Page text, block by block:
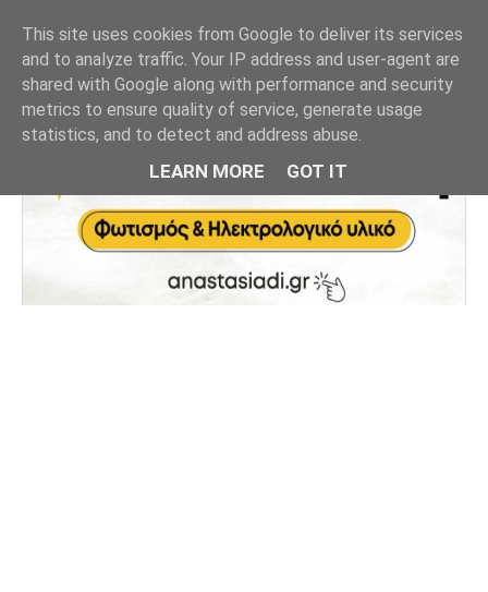
This site uses cookies from Google to deliver its services
and to analyze traffic. Your IP address and user-agent are
shared with Google along with performance and security
metrics to ensure quality of service, generate usage
statistics, and to detect and address abuse.
LEARN MORE GOT IT